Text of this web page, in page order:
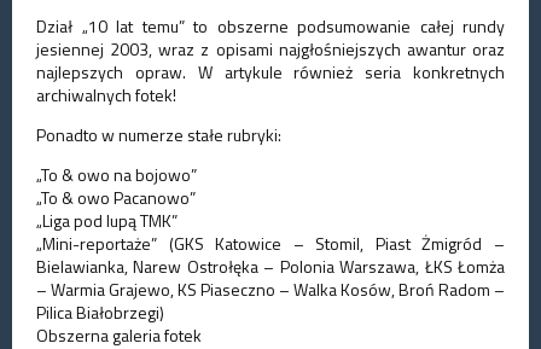
Dział „10 lat temu” to obszerne podsumowanie całej rundy
jesiennej 2003, wraz z opisami najgłośniejszych awantur oraz
najlepszych opraw. W artykule również seria konkretnych
archiwalnych fotek!
Ponadto w numerze stałe rubryki:
„To & owo na bojowo”
„To & owo Pacanowo”
„Liga pod lupą TMK”
„Mini-reportaże” (GKS Katowice – Stomil, Piast Żmigród –
Bielawianka, Narew Ostrołęka – Polonia Warszawa, ŁKS Łomża
– Warmia Grajewo, KS Piaseczno – Walka Kosów, Broń Radom –
Pilica Białobrzegi)
Obszerna galeria fotek